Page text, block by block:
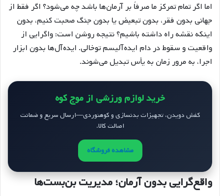
اما اگر تمام تمرکز ما صرفاً بر آرمان‌ها باشد چه می‌شود؟ اگر فقط از
جهانی بدون فقر، بدون تبعیض یا بدون جنگ صحبت کنیم، بدون
اینکه نقشه راه داشته باشیم؟ نتیجه روشن است: واگرایی از
واقعیت و سقوط در دام ایده‌آلیسم توخالی. ایده‌آل‌ها بدون ابزار
اجرا، به مرور زمان به یأس تبدیل می‌شوند.
خرید لوازم ورزشی از موج کوه
کفش دویدن، تجهیزات بدنسازی و کوهنوردی—ارسال سریع و ضمانت
اصالت کالا.
مشاهده فروشگاه
واقع‌گرایی بدون آرمان؛ مدیریت بن‌بست‌ها